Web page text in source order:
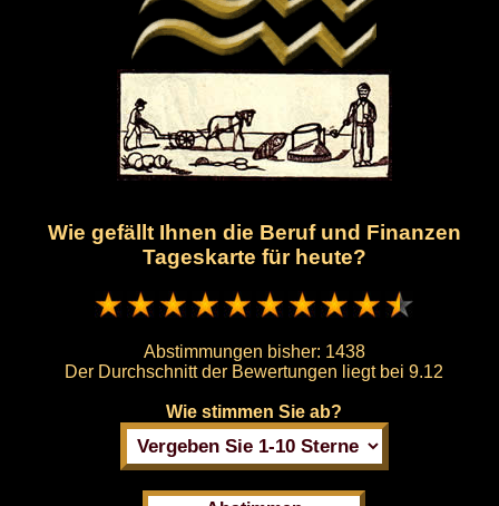
Wie gefällt Ihnen die Beruf und Finanzen
Tageskarte für heute?
Abstimmungen bisher: 1438
Der Durchschnitt der Bewertungen liegt bei 9.12
Wie stimmen Sie ab?